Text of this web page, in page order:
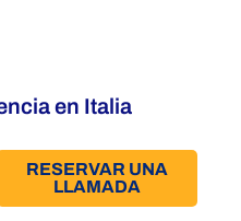
en Italia
RESERVAR UNA
LLAMADA